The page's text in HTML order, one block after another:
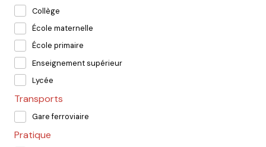
Collège
École maternelle
École primaire
Enseignement supérieur
Lycée
Transports
Gare ferroviaire
Pratique